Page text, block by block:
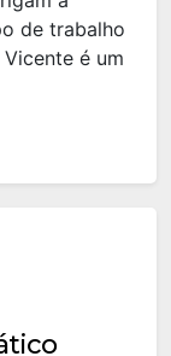
de trabalho
é um